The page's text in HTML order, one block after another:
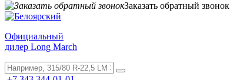
Заказать обратный звонок
Официальный
дилер Long March